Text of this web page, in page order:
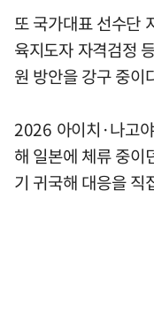
또 국가대표 선수단
육지도자 자격검정
원 방안을 강구 중이
2026 아이치·나고
해 일본에 체류 중이
기 귀국해 대응을 직